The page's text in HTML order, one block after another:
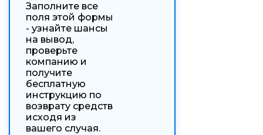
Заполните все
поля этой формы
- узнайте шансы
на вывод,
проверьте
компанию и
получите
бесплатную
инструкцию по
возврату средств
исходя из
вашего случая.